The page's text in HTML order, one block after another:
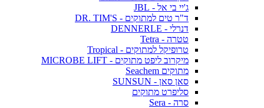
ג'יי בי אל - JBL
ד"ר טים למתוקים - DR. TIM'S
דנרלי - DENNERLE
טטרה - Tetra
טרופיקל למתוקים - Tropical
מיקרוב ליפט מתוקים - MICROBE LIFT
מתוקים Seachem
סאן סאן - SUNSUN
סליפרט מתוקים
סרה - Sera